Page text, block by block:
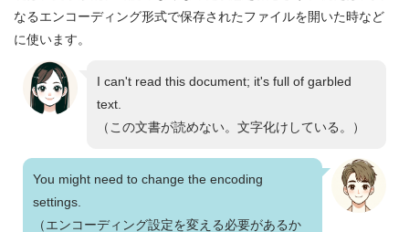
なるエンコーディング形式で保存されたファイルを開いた時など
に使います。
I can't read this document; it's full of garbled
text.
（この文書が読めない。文字化けしている。）
You might need to change the encoding
settings.
（エンコーディング設定を変える必要があるか